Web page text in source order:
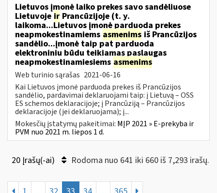
Lietuvos įmonė laiko prekes savo sandėliuose
Lietuvoje ir Prancūzijoje (t. y.
laikoma...Lietuvos įmonė parduoda prekes
neapmokestinamiems asmenims iš Prancūzijos
sandėlio...įmonė taip pat parduoda
elektroniniu būdu teikiamas paslaugas
neapmokestinamiesiems asmenims
Web turinio sąrašas 2021-06-16
Kai Lietuvos įmonė parduoda prekes iš Prancūzijos
sandėlio, pardavimai deklaruojami taip: į Lietuvą – OSS
ES schemos deklaracijoje; į Prancūziją – Prancūzijos
deklaracijoje (jei deklaruojama); į...
Mokesčių įstatymų pakeitimai: MĮP 2021 » E-prekyba ir
PVM nuo 2021 m. liepos 1 d.
20 Įrašų(-ai) Rodoma nuo 641 iki 660 iš 7,293 irašų.